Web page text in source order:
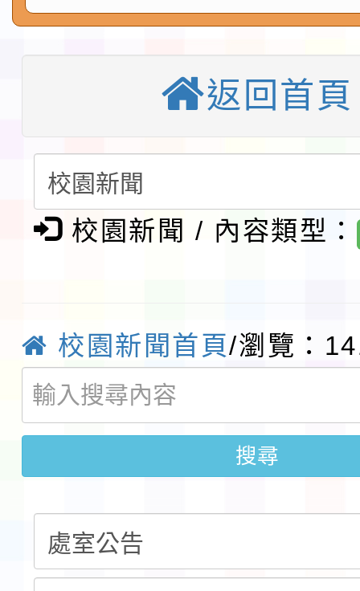
告(不再辦理後續甄選)
賽實施要點」1份
本市「115學年度學生
程安排一案
「桃園市補助參觀特色
請一案
報
淨零綠領人才培育課程
檢送桃園市115學年度
鎮韌性（防空）演習－
速演練執行計畫」
「115年金融知識線上
法」
本校115學年度第1學
第3次招考代課鐘點教
告(不再辦理後續甄選)
檢送「桃園市115學年
賽實施要點」1份
本市「115學年度學生
程安排一案
「桃園市補助參觀特色
返回首頁
校園新聞 / 內容類型：
校園新聞首頁/瀏覽：
搜尋